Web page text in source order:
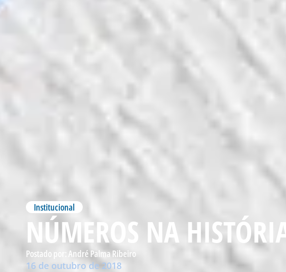
Institucional
NÚMEROS NA
Postado por: André Palma Ribeiro
16 de outubro de 2018